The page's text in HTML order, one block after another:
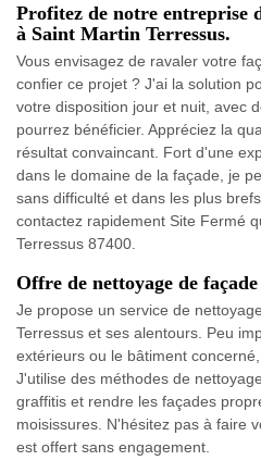
Profitez de notre entreprise
à Saint Martin Terressus.
Vous envisagez de ravaler votre
confier ce projet ? J'ai la solution
votre disposition jour et nuit, avec
pourrez bénéficier. Appréciez la
résultat convaincant. Fort d'une
dans le domaine de la façade, je
sans difficulté et dans les plus
contactez rapidement Site Fermé
Terressus 87400.
Offre de nettoyage de façade
Je propose un service de
Terressus et ses alentours. Peu
extérieurs ou le bâtiment
J'utilise des méthodes de
graffitis et rendre les façades
moisissures. N'hésitez pas à faire
est offert sans engagement.